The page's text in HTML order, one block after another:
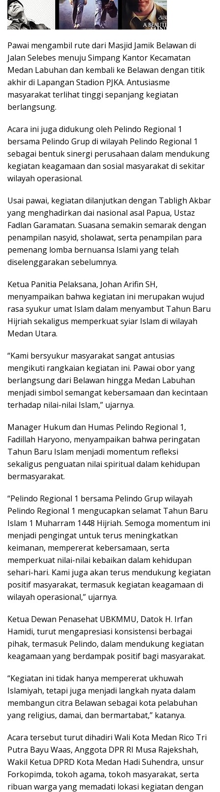
Pawai mengambil rute dari Masjid Jamik Belawan di
Jalan Selebes menuju Simpang Kantor Kecamatan
Medan Labuhan dan kembali ke Belawan dengan titik
akhir di Lapangan Stadion PJKA. Antusiasme
masyarakat terlihat tinggi sepanjang kegiatan
berlangsung.
Acara ini juga didukung oleh Pelindo Regional 1
bersama Pelindo Grup di wilayah Pelindo Regional 1
sebagai bentuk sinergi perusahaan dalam mendukung
kegiatan keagamaan dan sosial masyarakat di sekitar
wilayah operasional.
Usai pawai, kegiatan dilanjutkan dengan Tabligh Akbar
yang menghadirkan dai nasional asal Papua, Ustaz
Fadlan Garamatan. Suasana semakin semarak dengan
penampilan nasyid, sholawat, serta penampilan para
pemenang lomba bernuansa Islami yang telah
diselenggarakan sebelumnya.
Ketua Panitia Pelaksana, Johan Arifin SH,
menyampaikan bahwa kegiatan ini merupakan wujud
rasa syukur umat Islam dalam menyambut Tahun Baru
Hijriah sekaligus memperkuat syiar Islam di wilayah
Medan Utara.
“Kami bersyukur masyarakat sangat antusias
mengikuti rangkaian kegiatan ini. Pawai obor yang
berlangsung dari Belawan hingga Medan Labuhan
menjadi simbol semangat kebersamaan dan kecintaan
terhadap nilai-nilai Islam,” ujarnya.
Manager Hukum dan Humas Pelindo Regional 1,
Fadillah Haryono, menyampaikan bahwa peringatan
Tahun Baru Islam menjadi momentum refleksi
sekaligus penguatan nilai spiritual dalam kehidupan
bermasyarakat.
“Pelindo Regional 1 bersama Pelindo Grup wilayah
Pelindo Regional 1 mengucapkan selamat Tahun Baru
Islam 1 Muharram 1448 Hijriah. Semoga momentum ini
menjadi pengingat untuk terus meningkatkan
keimanan, mempererat kebersamaan, serta
memperkuat nilai-nilai kebaikan dalam kehidupan
sehari-hari. Kami juga akan terus mendukung kegiatan
positif masyarakat, termasuk kegiatan keagamaan di
wilayah operasional,” ujarnya.
Ketua Dewan Penasehat UBKMMU, Datok H. Irfan
Hamidi, turut mengapresiasi konsistensi berbagai
pihak, termasuk Pelindo, dalam mendukung kegiatan
keagamaan yang berdampak positif bagi masyarakat.
“Kegiatan ini tidak hanya mempererat ukhuwah
Islamiyah, tetapi juga menjadi langkah nyata dalam
membangun citra Belawan sebagai kota pelabuhan
yang religius, damai, dan bermartabat,” katanya.
Acara tersebut turut dihadiri Wali Kota Medan Rico Tri
Putra Bayu Waas, Anggota DPR RI Musa Rajekshah,
Wakil Ketua DPRD Kota Medan Hadi Suhendra, unsur
Forkopimda, tokoh agama, tokoh masyarakat, serta
ribuan warga yang memadati lokasi kegiatan dengan